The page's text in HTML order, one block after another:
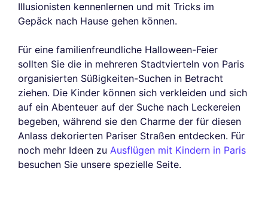
Illusionisten kennenlernen und mit Tricks im
Gepäck nach Hause gehen können.
Für eine familienfreundliche Halloween-Feier
sollten Sie die in mehreren Stadtvierteln von Paris
organisierten Süßigkeiten-Suchen in Betracht
ziehen. Die Kinder können sich verkleiden und sich
auf ein Abenteuer auf der Suche nach Leckereien
begeben, während sie den Charme der für diesen
Anlass dekorierten Pariser Straßen entdecken. Für
noch mehr Ideen zu Ausflügen mit Kindern in Paris
besuchen Sie unsere spezielle Seite.